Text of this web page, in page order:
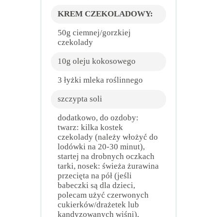
KREM CZEKOLADOWY:
50g ciemnej/gorzkiej
czekolady
10g oleju kokosowego
3 łyżki mleka roślinnego
szczypta soli
dodatkowo, do ozdoby:
twarz: kilka kostek
czekolady (należy włożyć do
lodówki na 20-30 minut),
startej na drobnych oczkach
tarki, nosek: świeża żurawina
przecięta na pół (jeśli
babeczki są dla dzieci,
polecam użyć czerwonych
cukierków/drażetek lub
kandyzowanych wiśni),